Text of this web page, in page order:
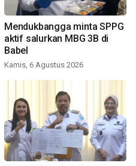
Mendukbangga minta SPPG
aktif salurkan MBG 3B di
Babel
Kamis, 6 Agustus 2026